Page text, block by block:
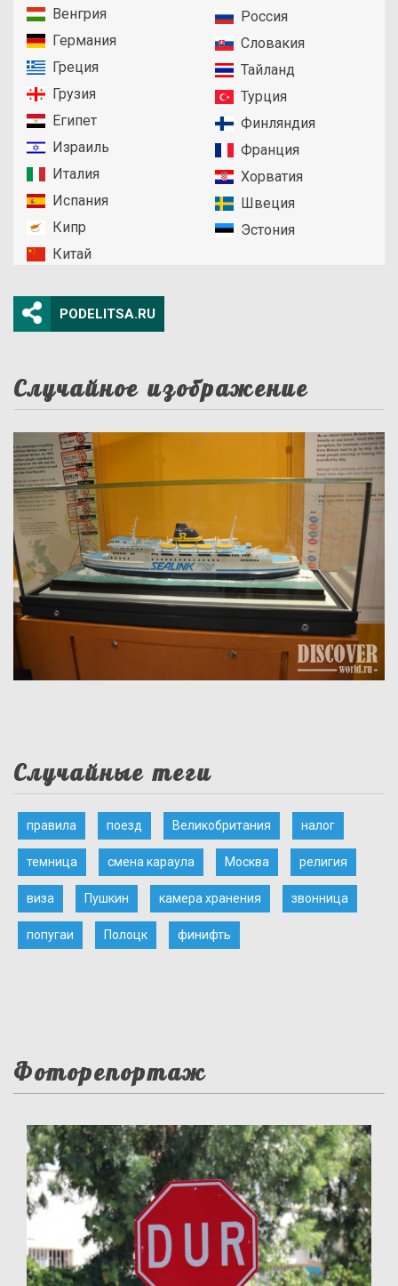
Венгрия
Германия
Греция
Грузия
Египет
Израиль
Италия
Испания
Кипр
Китай
Россия
Словакия
Тайланд
Турция
Финляндия
Франция
Хорватия
Швеция
Эстония
PODELITSA.RU
Случайное изображение
Случайные теги
правила поезд Великобритания налог
темница смена караула Москва религия
виза Пушкин камера хранения звонница
попугаи Полоцк финифть
Фоторепортаж